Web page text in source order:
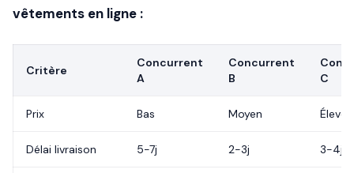
vêtements en ligne :
Critère
Concurrent
A
Concurrent
B
C
Prix Bas Moyen Élevé
Délai livraison 5-7j 2-3j 3-4j